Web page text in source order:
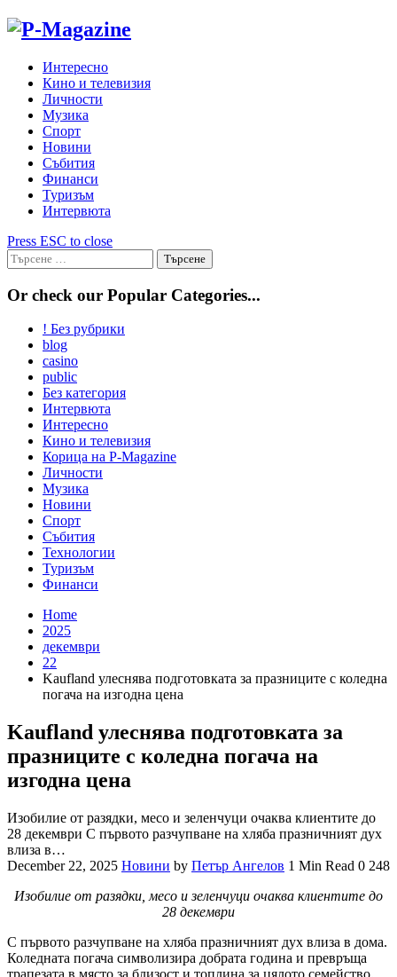
Skip
Интересно
Кино и телевизия
Личности
Музика
Спорт
Новини
Събития
Финанси
Туризъм
Интервюта
Press ESC to close
Търсене
за:
Or check our Popular Categories...
! Без рубрики
blog
casino
public
Без категория
Интервюта
Интересно
Кино и телевизия
Корица на P-Magazine
Личности
Музика
Новини
Спорт
Събития
Технологии
Туризъм
Финанси
Home
2025
декември
22
Kaufland улеснява подготовката за празниците с коледна
погача на изгодна цена
Kaufland улеснява подготовката за
празниците с коледна погача на
изгодна цена
Изобилие от разядки, месо и зеленчуци очаква клиентите до
28 декември С първото разчупване на хляба празничният дух
влиза в…
December 22, 2025 Новини by Петър Ангелов 1 Min Read 0 248
Изобилие от разядки, месо и зеленчуци очаква клиентите до
28 декември
С първото разчупване на хляба празничният дух влиза в дома.
Коледната погача символизира добрата година и превръща
трапезата в място за близост и топлина за цялото семейство.